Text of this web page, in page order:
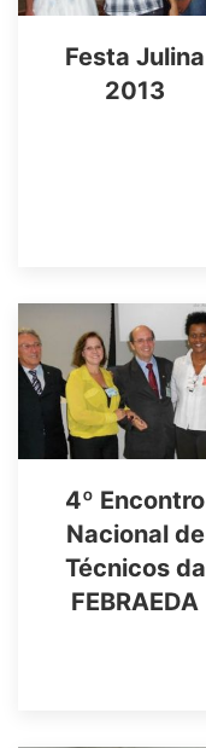
Festa Julina
2013
4º Encontro
Nacional de
Técnicos da
FEBRAEDA